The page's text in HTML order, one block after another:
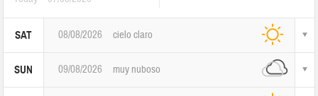
SAT 08/08/2026 cielo claro
SUN 09/08/2026 muy nuboso